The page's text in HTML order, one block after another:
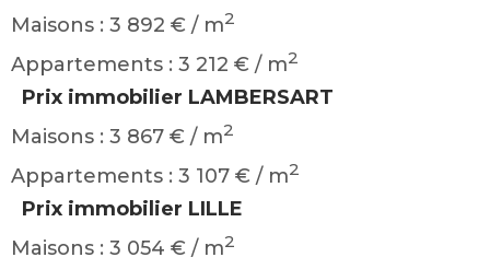
Maisons : 3 892 € / m2
Appartements : 3 212 € / m2
Prix immobilier LAMBERSART
Maisons : 3 867 € / m2
Appartements : 3 107 € / m2
Prix immobilier LILLE
Maisons : 3 054 € / m2